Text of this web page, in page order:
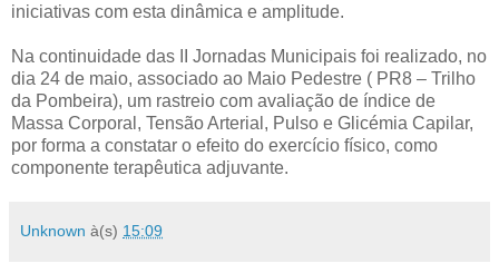
iniciativas com esta dinâmica e amplitude.
Na continuidade das II Jornadas Municipais foi realizado, no
dia 24 de maio, associado ao Maio Pedestre ( PR8 – Trilho
da Pombeira), um rastreio com avaliação de índice de
Massa Corporal, Tensão Arterial, Pulso e Glicémia Capilar,
por forma a constatar o efeito do exercício físico, como
componente terapêutica adjuvante.
Unknown à(s) 15:09